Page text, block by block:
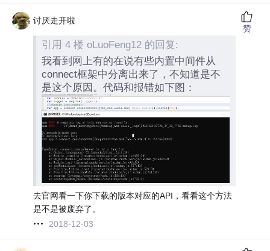
讨厌走开啦
引用 4 楼 oLuoFeng12 的回复:
我看到网上有的在说有些内置中间件从
connect框架中分离出来了，不知道是不
是这个原因。代码和报错如下图：
去官网看一下你下载的版本对应的API，看看这个方法
是不是被废弃了。
2018-12-03
赞